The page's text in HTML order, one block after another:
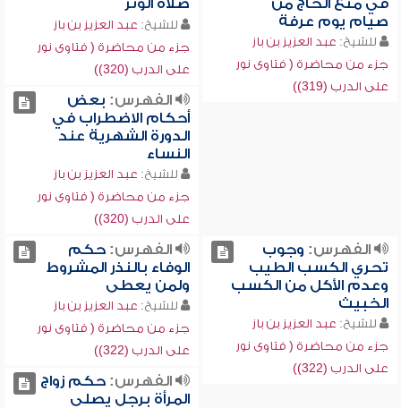
في منع الحاج من
صيام يوم عرفة
للشيخ: عبد العزيز بن باز
جزء من محاضرة ( فتاوى نور
على الدرب (319))
صلاة الوتر
للشيخ: عبد العزيز بن باز
جزء من محاضرة ( فتاوى نور
على الدرب (320))
الفهرس: بعض
أحكام الاضطراب في
الدورة الشهرية عند
النساء
للشيخ: عبد العزيز بن باز
جزء من محاضرة ( فتاوى نور
على الدرب (320))
الفهرس: وجوب
تحري الكسب الطيب
وعدم الأكل من الكسب
الخبيث
للشيخ: عبد العزيز بن باز
جزء من محاضرة ( فتاوى نور
على الدرب (322))
الفهرس:حكم
الوفاء بالنذر المشروط
ولمن يعطى
للشيخ: عبد العزيز بن باز
جزء من محاضرة ( فتاوى نور
على الدرب (322))
الفهرس:حكم زواج
المرأة برجل يصلي